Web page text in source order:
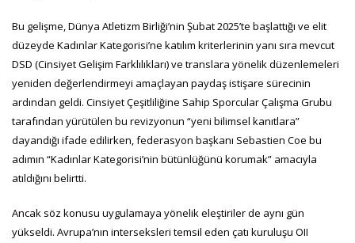
Bu gelişme, Dünya Atletizm Birliği’nin Şubat 2025’te başlattığı ve elit
düzeyde Kadınlar Kategorisi’ne katılım kriterlerinin yanı sıra mevcut
DSD (Cinsiyet Gelişim Farklılıkları) ve translara yönelik düzenlemeleri
yeniden değerlendirmeyi amaçlayan paydaş istişare sürecinin
ardından geldi. Cinsiyet Çeşitliliğine Sahip Sporcular Çalışma Grubu
tarafından yürütülen bu revizyonun “yeni bilimsel kanıtlara”
dayandığı ifade edilirken, federasyon başkanı Sebastien Coe bu
adımın “Kadınlar Kategorisi’nin bütünlüğünü korumak” amacıyla
atıldığını belirtti.
Ancak söz konusu uygulamaya yönelik eleştiriler de aynı gün
yükseldi. Avrupa’nın interseksleri temsil eden çatı kuruluşu OII